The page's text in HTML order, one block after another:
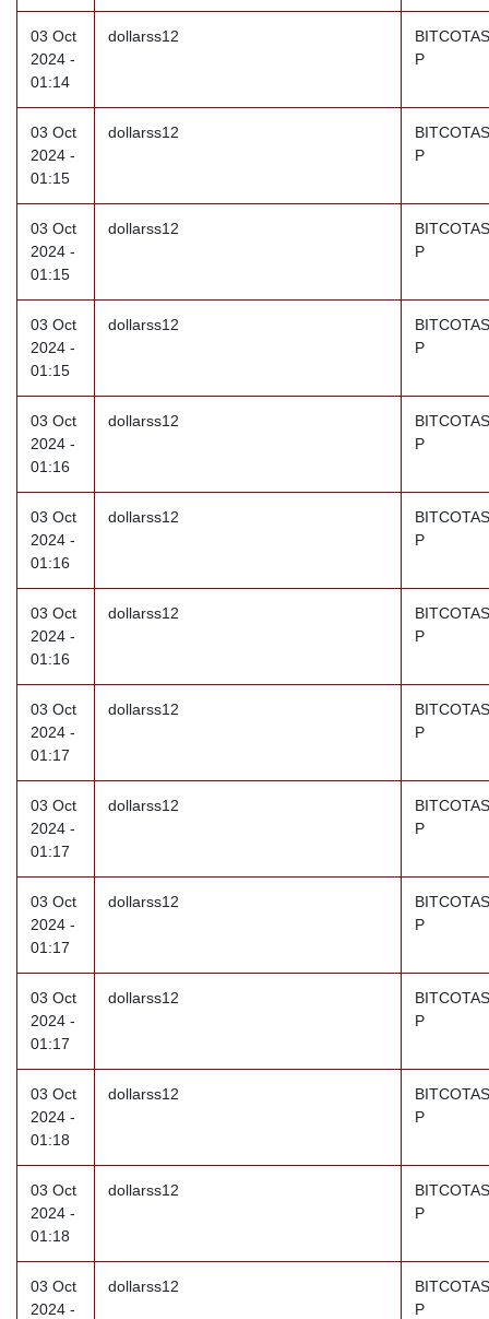
03 Oct
2024 -
01:14
dollarss12
P
03 Oct
2024 -
01:15
dollarss12
P
03 Oct
2024 -
01:15
dollarss12
P
03 Oct
2024 -
01:15
dollarss12
P
03 Oct
2024 -
01:16
dollarss12
P
03 Oct
2024 -
01:16
dollarss12
P
03 Oct
2024 -
01:16
dollarss12
P
03 Oct
2024 -
01:17
dollarss12
P
03 Oct
2024 -
01:17
dollarss12
P
03 Oct
2024 -
01:17
dollarss12
P
03 Oct
2024 -
01:17
dollarss12
P
03 Oct
2024 -
01:18
dollarss12
P
03 Oct
2024 -
01:18
dollarss12
P
03 Oct
2024 -
dollarss12
P